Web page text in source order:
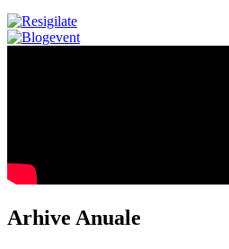
Arhive Anuale